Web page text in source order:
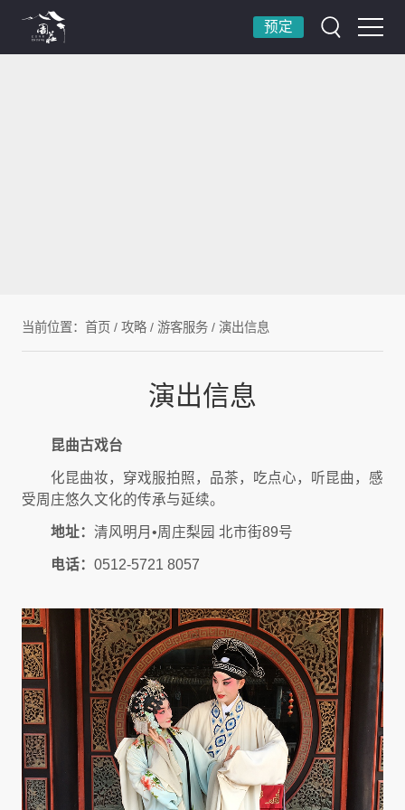
预定
当前位置： 首页 / 攻略 / 游客服务 / 演出信息
演出信息
昆曲古戏台
化昆曲妆，穿戏服拍照，品茶，吃点心，听昆曲，感
受周庄悠久文化的传承与延续。
地址： 清风明月•周庄梨园 北市街89号
电话： 0512-5721 8057